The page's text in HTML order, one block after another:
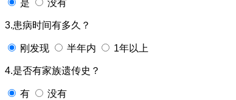
是 没有
3.患病时间有多久？
刚发现 半年内 1年以上
4.是否有家族遗传史？
有 没有